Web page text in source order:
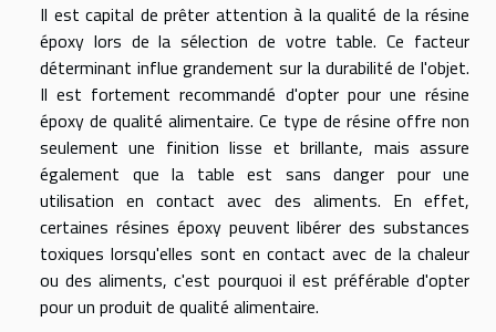
Il est capital de prêter attention à la qualité de la résine
époxy lors de la sélection de votre table. Ce facteur
déterminant influe grandement sur la durabilité de l'objet.
Il est fortement recommandé d'opter pour une résine
époxy de qualité alimentaire. Ce type de résine offre non
seulement une finition lisse et brillante, mais assure
également que la table est sans danger pour une
utilisation en contact avec des aliments. En effet,
certaines résines époxy peuvent libérer des substances
toxiques lorsqu'elles sont en contact avec de la chaleur
ou des aliments, c'est pourquoi il est préférable d'opter
pour un produit de qualité alimentaire.